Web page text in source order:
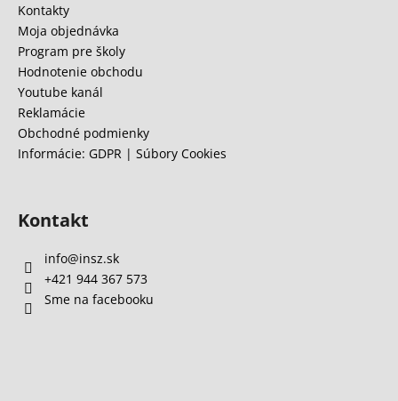
Kontakty
Moja objednávka
Program pre školy
Hodnotenie obchodu
Youtube kanál
Reklamácie
Obchodné podmienky
Informácie: GDPR | Súbory Cookies
Kontakt
info@insz.sk
+421 944 367 573
Sme na facebooku